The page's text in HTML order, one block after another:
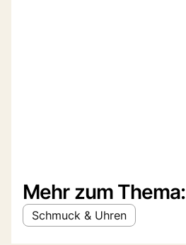
Mehr zum Thema:
Schmuck & Uhren